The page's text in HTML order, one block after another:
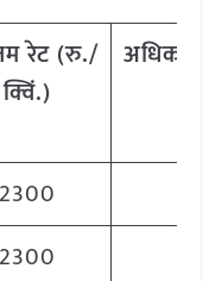
रेट (रु./
क्विं.)
अधिकतम
2300
2300